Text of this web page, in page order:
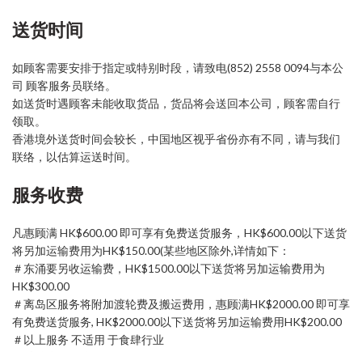
送货时间
如顾客需要安排于指定或特别时段，请致电(852) 2558 0094与本公
司 顾客服务员联络。
如送货时遇顾客未能收取货品，货品将会送回本公司，顾客需自行
领取。
香港境外送货时间会较长，中国地区视乎省份亦有不同，请与我们
联络，以估算运送时间。
服务收费
凡惠顾满 HK$600.00 即可享有免费送货服务，HK$600.00以下送货
将另加运输费用为HK$150.00(某些地区除外,详情如下：
＃东涌要另收运输费，HK$1500.00以下送货将另加运输费用为
HK$300.00
＃离岛区服务将附加渡轮费及搬运费用，惠顾满HK$2000.00 即可享
有免费送货服务, HK$2000.00以下送货将另加运输费用HK$200.00
＃以上服务 不适用 于食肆行业